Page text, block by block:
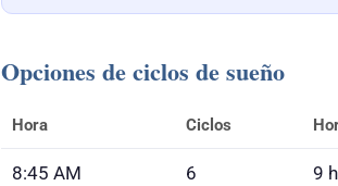
Opciones de ciclos de sueño
Hora Ciclos
8:45 AM 6 9